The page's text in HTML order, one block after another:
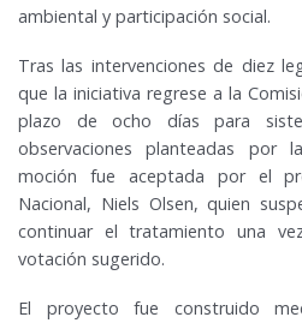
ambiental y participación social.
Tras las intervenciones de diez
que la iniciativa regrese a la
plazo de ocho días para
observaciones planteadas por
moción fue aceptada por el
Nacional, Niels Olsen, quien
continuar el tratamiento una
votación sugerido.
El proyecto fue construido